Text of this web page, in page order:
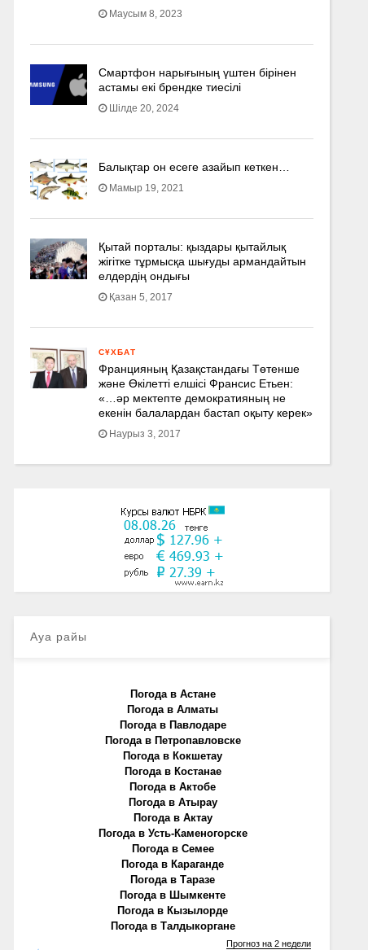
Маусым 8, 2023
Смартфон нарығының үштен бірінен
астамы екі брендке тиесілі
Шілде 20, 2024
Балықтар он есеге азайып кеткен…
Мамыр 19, 2021
Қытай порталы: қыздары қытайлық
жігітке тұрмысқа шығуды армандайтын
елдердің ондығы
Қазан 5, 2017
СҰХБАТ
Францияның Қазақстандағы Төтенше
және Өкілетті елшісі Франсис Етьен:
«…әр мектепте демократияның не
екенін балалардан бастап оқыту керек»
Наурыз 3, 2017
Ауа райы
Погода в Астане
Погода в Алматы
Погода в Павлодаре
Погода в Петропавловске
Погода в Кокшетау
Погода в Костанае
Погода в Актобе
Погода в Атырау
Погода в Актау
Погода в Усть-Каменогорске
Погода в Семее
Погода в Караганде
Погода в Таразе
Погода в Шымкенте
Погода в Кызылорде
Погода в Талдыкоргане
Прогноз на 2 недели